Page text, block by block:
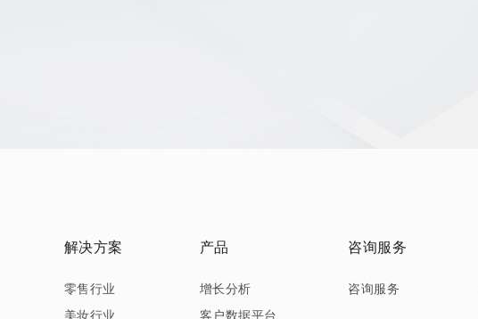
解决方案
零售行业
美妆行业
产品
增长分析
客户数据平台
咨询服务
咨询服务